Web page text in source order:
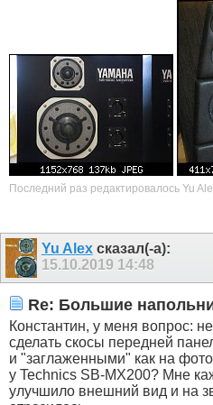
Последний раз редактировалось Yu
Yu Alexсказал(-а):
15.10.2019 14:48
Re: Большие
Константин, у меня вопрос:
сделать скосы передней
и "заглаженными" как на фото
у Technics SB-MX200? Мне
улучшило внешний вид и на